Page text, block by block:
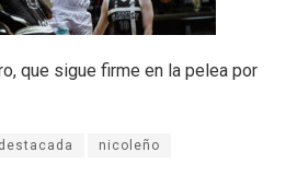
que sigue firme en la pelea por
destacada nicoleño